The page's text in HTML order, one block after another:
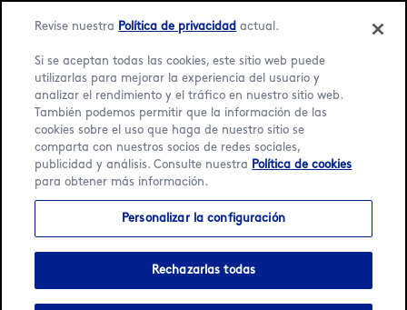
Language:English Español
Inicio / Localizador / Valladolid
1 Häagen-Dazs Heladerías
en Valladolid
Cc Río Shopping
Revise nuestra Política de privacidad actual.
Si se aceptan todas las cookies, este sitio web puede
utilizarlas para mejorar la experiencia del usuario y
analizar el rendimiento y el tráfico en nuestro sitio web.
También podemos permitir que la información de las
cookies sobre el uso que haga de nuestro sitio se
comparta con nuestros socios de redes sociales,
publicidad y análisis. Consulte nuestra
Política de cookies
para obtener más información.
Personalizar la configuración
Rechazarlas todas